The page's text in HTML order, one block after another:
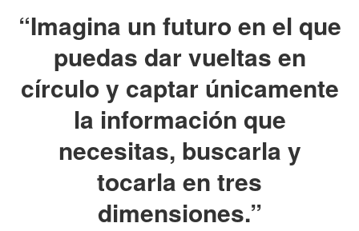
“Imagina un futuro en el que
puedas dar vueltas en
círculo y captar únicamente
la información que
necesitas, buscarla y
tocarla en tres
dimensiones.”